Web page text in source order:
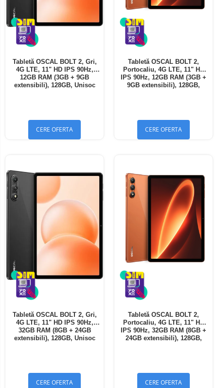
Tabletă OSCAL BOLT 2, Gri,
4G LTE, 11" HD IPS 90Hz,
12GB RAM (3GB + 9GB
extensibili), 128GB, Unisoc
CERE OFERTA
Tabletă OSCAL BOLT 2,
Portocaliu, 4G LTE, 11" HD
IPS 90Hz, 12GB RAM (3GB +
9GB extensibili), 128GB,
CERE OFERTA
Tabletă OSCAL BOLT 2, Gri,
4G LTE, 11" HD IPS 90Hz,
32GB RAM (8GB + 24GB
extensibili), 128GB, Unisoc
CERE OFERTA
Tabletă OSCAL BOLT 2,
Portocaliu, 4G LTE, 11" HD
IPS 90Hz, 32GB RAM (8GB +
24GB extensibili), 128GB,
CERE OFERTA